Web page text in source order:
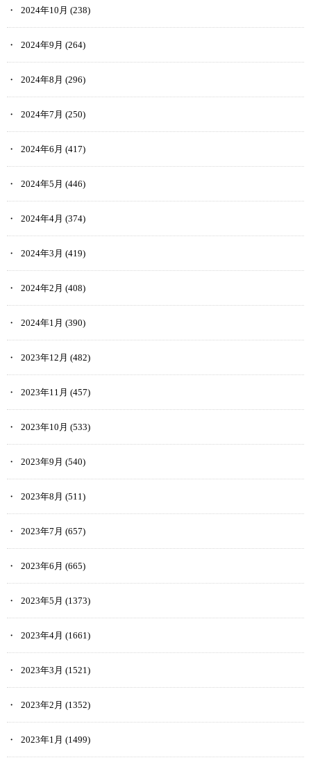
2024年10月 (238)
2024年9月 (264)
2024年8月 (296)
2024年7月 (250)
2024年6月 (417)
2024年5月 (446)
2024年4月 (374)
2024年3月 (419)
2024年2月 (408)
2024年1月 (390)
2023年12月 (482)
2023年11月 (457)
2023年10月 (533)
2023年9月 (540)
2023年8月 (511)
2023年7月 (657)
2023年6月 (665)
2023年5月 (1373)
2023年4月 (1661)
2023年3月 (1521)
2023年2月 (1352)
2023年1月 (1499)